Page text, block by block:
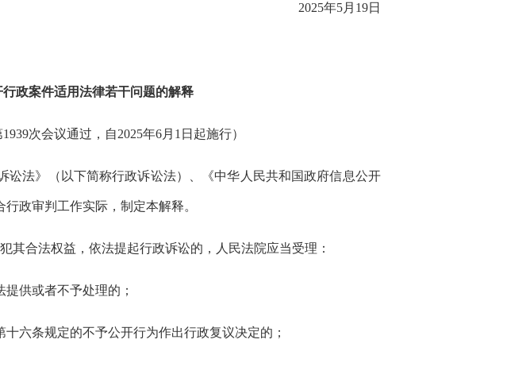
2025年5月19日
政案件适用法律若干问题的解释
次会议通过，自2025年6月1日起施行）
法》（以下简称行政诉讼法）、《中华人民共和国政府信息公开
政审判工作实际，制定本解释。
其合法权益，依法提起行政诉讼的，人民法院应当受理：
供或者不予处理的；
条规定的不予公开行为作出行政复议决定的；